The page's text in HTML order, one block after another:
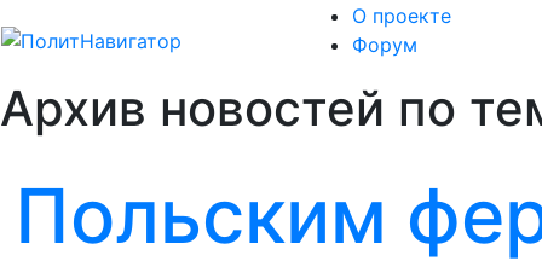
О проекте
Форум
Архив новостей по
Польским